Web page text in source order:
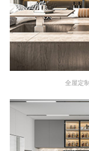
全屋定